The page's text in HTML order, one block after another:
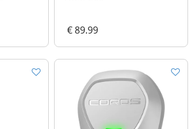
€ 89.99